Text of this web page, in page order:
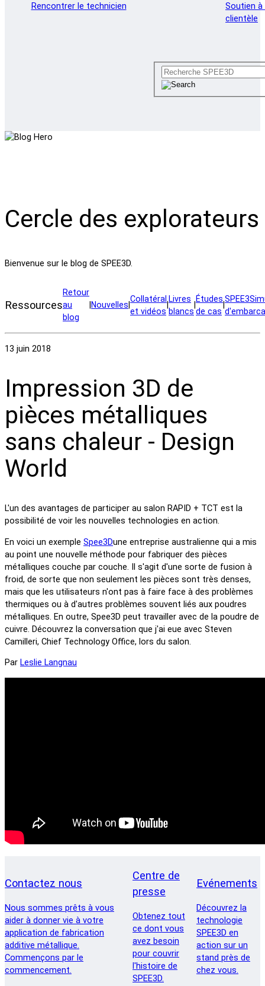
Rencontrer le technicien
Soutien à
clientèle
Cercle des explorateurs
Bienvenue sur le blog de SPEE3D.
Ressources
Retour
au
blog
Nouvelles
Collatéral
et vidéos
Livres
blancs
Études
de cas
13 juin 2018
Impression 3D de
pièces métalliques
sans chaleur - Design
World
L'un des avantages de participer au salon RAPID + TCT est la
possibilité de voir les nouvelles technologies en action.
En voici un exemple Spee3Dune entreprise australienne qui a mis
au point une nouvelle méthode pour fabriquer des pièces
métalliques couche par couche. Il s'agit d'une sorte de fusion à
froid, de sorte que non seulement les pièces sont très denses,
mais que les utilisateurs n'ont pas à faire face à des problèmes
thermiques ou à d'autres problèmes souvent liés aux poudres
métalliques. En outre, Spee3D peut travailler avec de la poudre de
cuivre. Découvrez la conversation que j'ai eue avec Steven
Camilleri, Chief Technology Office, lors du salon.
Par Leslie Langnau
Contactez nous
Nous sommes prêts à vous
aider à donner vie à votre
application de fabrication
additive métallique.
Commençons par le
commencement.
Centre de
presse
Obtenez tout
ce dont vous
avez besoin
pour couvrir
l'histoire de
SPEE3D.
Evénements
Découvrez la
technologie
SPEE3D en
action sur un
stand près de
chez vous.